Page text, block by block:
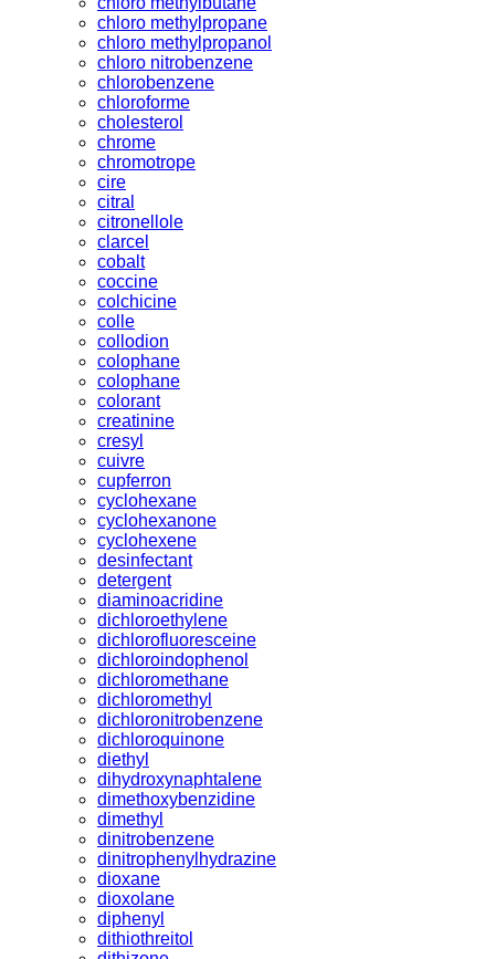
chloro methylpropane
chloro methylpropanol
chloro nitrobenzene
chlorobenzene
chloroforme
cholesterol
chrome
chromotrope
cire
citral
citronellole
clarcel
cobalt
coccine
colchicine
colle
collodion
colophane
colophane
colorant
creatinine
cresyl
cuivre
cupferron
cyclohexane
cyclohexanone
cyclohexene
desinfectant
detergent
diaminoacridine
dichloroethylene
dichlorofluoresceine
dichloroindophenol
dichloromethane
dichloromethyl
dichloronitrobenzene
dichloroquinone
diethyl
dihydroxynaphtalene
dimethoxybenzidine
dimethyl
dinitrobenzene
dinitrophenylhydrazine
dioxane
dioxolane
diphenyl
dithiothreitol